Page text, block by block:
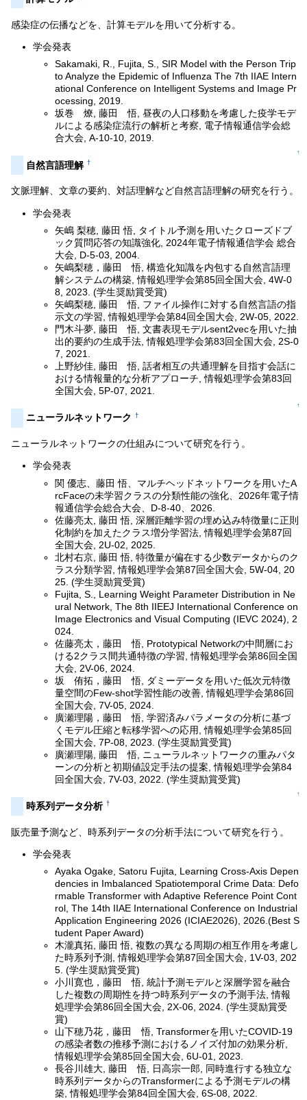
感染症の伝播などを、計算モデルを用いて分析する。
学会発表
Sakamaki, R., Fujita, S., SIR Model with the Person Trip
to Analyze the Epidemic of Influenza The 7th IIAE Intern
ational Conference on Intelligent Systems and Image Pr
ocessing, 2019.
坂巻 燎, 藤田 悟, 昼夜の人口移動を考慮した疫学モデ
ルによる感染症流行の解析と考察, 電子情報通信学会総
合大会, A-10-10, 2019.
↑
自然言語理解 †
文脈理解、文章の要約、対話理解など自然言語理解の研究を行う。
学会発表
矢嶋 梨穂, 藤田 悟, タイトル予測を用いたクローズドブ
ック質問応答の知識強化, 2024年電子情報通信学会 総合
大会, D-5-03, 2004.
矢嶋梨穂，藤田 悟, 構造化知識を内包する自然言語理
解システムの構築, 情報処理学会第85回全国大会, 4W-0
8, 2023. (学生奨励賞受賞)
矢嶋梨穂, 藤田 悟, ファイル操作に対する自然言語の指
示文の学習, 情報処理学会第84回全国大会, 2W-05, 2022.
門木斗夢, 藤田 悟, 文書表現モデルsent2vecを用いた抽
出的要約の生成手法, 情報処理学会第83回全国大会, 2S-0
7, 2021.
上野紗佳, 藤田 悟, 話者相互の共通理解を目指す会話に
おける情報量的な分析アプローチ, 情報処理学会第83回
全国大会, 5P-07, 2021.
↑
ニューラルネットワーク †
ニューラルネットワークの仕組みについて研究を行う。
学会発表
関 優志、藤田 悟、マルチヘッドネットワークを用いたA
rcFaceの未学習クラスの分類性能の強化、2026年電子情
報通信学会総合大会、D-8-40、2026.
佐藤亮太, 藤田 悟, 深層距離学習の埋め込み特徴量に正則
化制約を加えたクラス増分学習法, 情報処理学会第87回
全国大会, 2U-02, 2025.
北村右京, 藤田 悟, 特徴量が偏在する少数データからのク
ラス分類学習, 情報処理学会第87回全国大会, 5W-04, 20
25. (学生奨励賞受賞)
Fujita, S., Learning Weight Parameter Distribution in Ne
ural Network, The 8th IIEEJ International Conference on
Image Electronics and Visual Computing (IEVC 2024), 2
024.
佐藤亮太，藤田 悟, Prototypical Networkの中間層にお
ける2クラス間共通特徴の学習, 情報処理学会第86回全国
大会, 2V-06, 2024.
坂 侑拓，藤田 悟, ダミーデータを用いた低次元特徴
量空間のFew-shot学習性能の改善, 情報処理学会第86回
全国大会, 7V-05, 2024.
廣瀬理陽，藤田 悟, 学習済みパラメータの分析に基づ
くモデル圧縮と転移学習への応用, 情報処理学会第85回
全国大会, 7P-08, 2023. (学生奨励賞受賞)
廣瀬理陽, 藤田 悟, ニューラルネットワークの重みパタ
ーンの分析と初期値設定手法の提案, 情報処理学会第84
回全国大会, 7V-03, 2022. (学生奨励賞受賞)
↑
時系列データ分析 †
販売量予測など、時系列データの分析手法について研究を行う。
学会発表
Ayaka Ogake, Satoru Fujita, Learning Cross-Axis Depen
dencies in Imbalanced Spatiotemporal Crime Data: Defo
rmable Transformer with Adaptive Reference Point Cont
rol, The 14th IIAE International Conference on Industrial
Application Engineering 2026 (ICIAE2026), 2026.(Best S
tudent Paper Award)
木瀧真拓, 藤田 悟, 複数の異なる周期の相互作用を考慮し
た時系列予測, 情報処理学会第87回全国大会, 1V-03, 202
5. (学生奨励賞受賞)
小川寛也，藤田 悟, 統計予測モデルと深層学習を融合
した複数の周期性を持つ時系列データの予測手法, 情報
処理学会第86回全国大会, 2X-06, 2024. (学生奨励賞受
賞)
山下穂乃花，藤田 悟, Transformerを用いたCOVID-19
の感染者数の推移予測におけるノイズ付加の効果分析,
情報処理学会第85回全国大会, 6U-01, 2023.
長谷川雄大, 藤田 悟, 日高宗一郎, 同時進行する独立な
時系列データからのTransformerによる予測モデルの構
築, 情報処理学会第84回全国大会, 6S-08, 2022.